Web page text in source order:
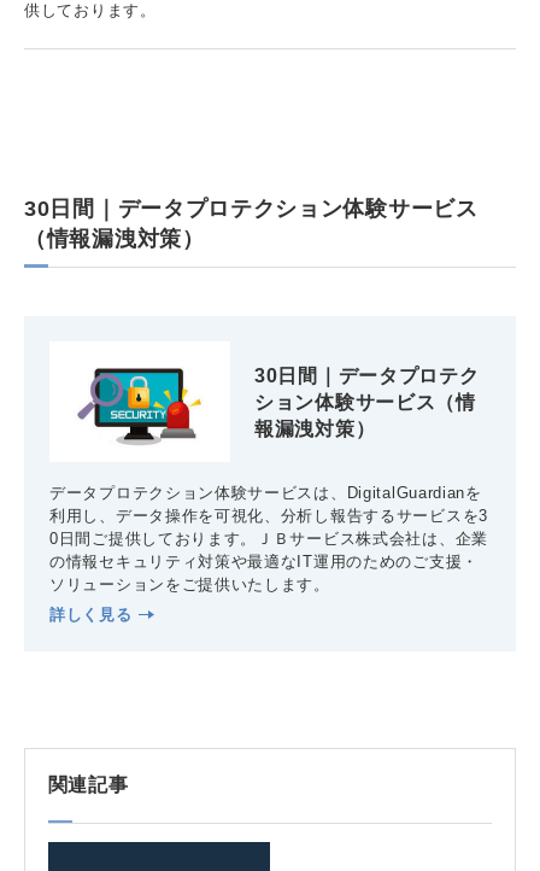
供しております。
30日間｜データプロテクション体験サービス
（情報漏洩対策）
30日間｜データプロテク
ション体験サービス（情
報漏洩対策）
データプロテクション体験サービスは、DigitalGuardianを
利用し、データ操作を可視化、分析し報告するサービスを3
0日間ご提供しております。ＪＢサービス株式会社は、企業
の情報セキュリティ対策や最適なIT運用のためのご支援・
ソリューションをご提供いたします。
詳しく見る
関連記事